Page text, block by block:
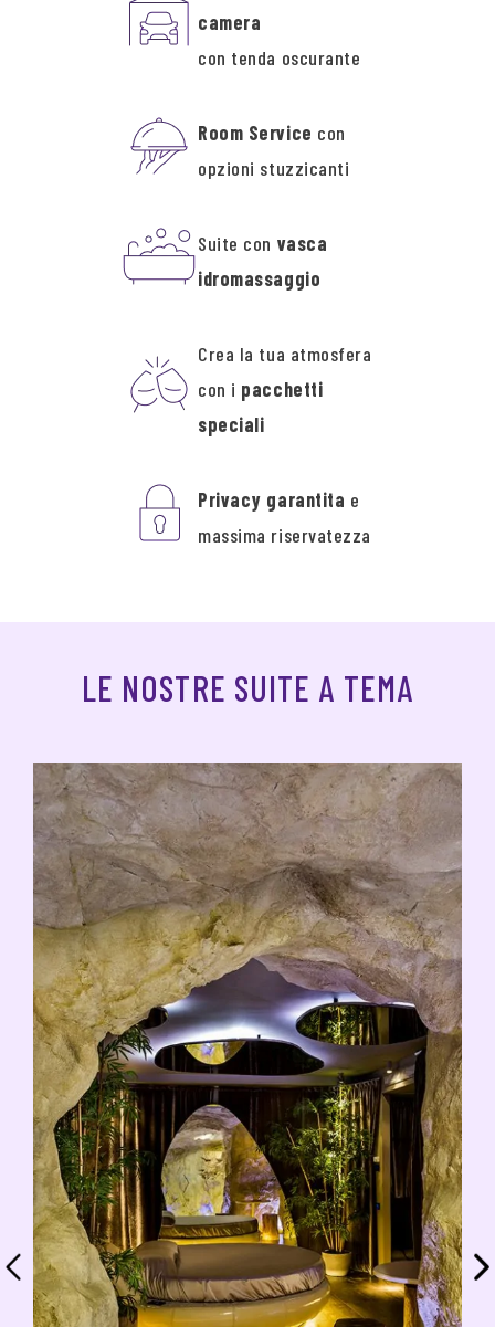
camera
con tenda oscurante
Room Service con
opzioni stuzzicanti
Suite con vasca
idromassaggio
Crea la tua atmosfera
con i pacchetti
speciali
Privacy garantita e
massima riservatezza
LE NOSTRE SUITE A TEMA